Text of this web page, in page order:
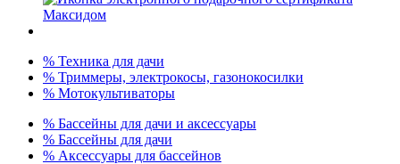
% Техника для дачи
% Триммеры, электрокосы, газонокосилки
% Мотокультиваторы
% Бассейны для дачи и аксессуары
% Бассейны для дачи
% Аксессуары для бассейнов